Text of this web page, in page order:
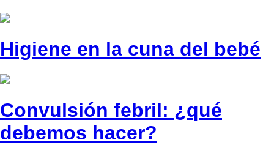
Higiene en la cuna del bebé
Convulsión febril: ¿qué
debemos hacer?